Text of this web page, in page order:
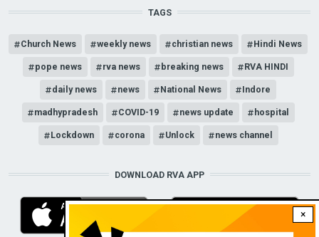
×
TAGS
Church News weekly news christian news Hindi News
pope news rva news breaking news RVA HINDI
daily news news National News Indore
madhypradesh COVID-19 news update hospital
Lockdown corona Unlock news channel
DOWNLOAD RVA APP